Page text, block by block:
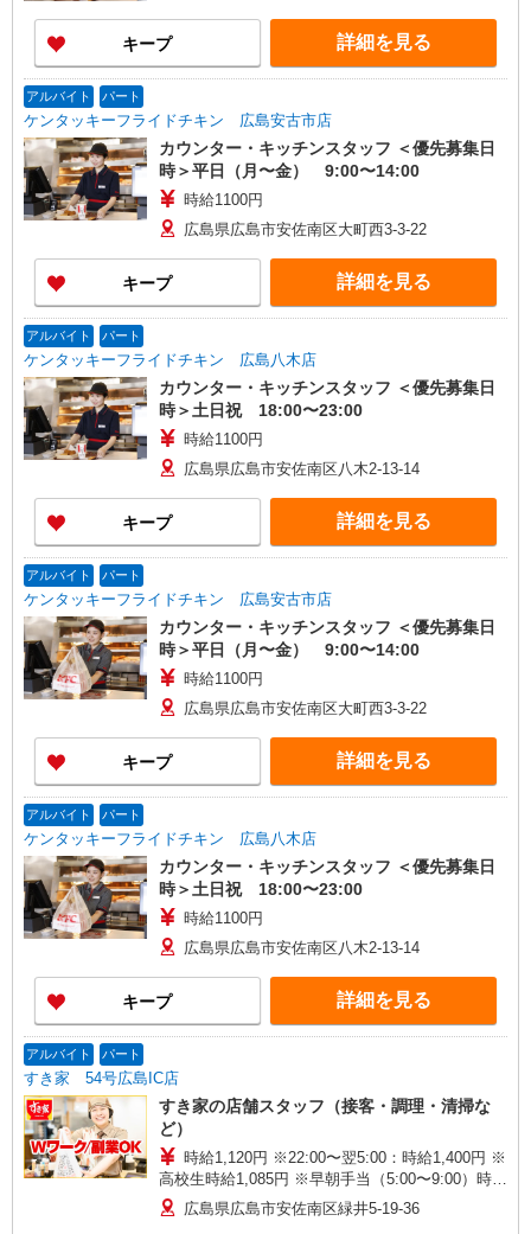
キープ 詳細を見る
アルバイト パート
ケンタッキーフライドチキン 広島安古市店
カウンター・キッチンスタッフ ＜優先募集日
時＞平日（月〜金） 9:00〜14:00
時給1100円
広島県広島市安佐南区大町西3-3-22
キープ 詳細を見る
アルバイト パート
ケンタッキーフライドチキン 広島八木店
カウンター・キッチンスタッフ ＜優先募集日
時＞土日祝 18:00〜23:00
時給1100円
広島県広島市安佐南区八木2-13-14
キープ 詳細を見る
アルバイト パート
ケンタッキーフライドチキン 広島安古市店
カウンター・キッチンスタッフ ＜優先募集日
時＞平日（月〜金） 9:00〜14:00
時給1100円
広島県広島市安佐南区大町西3-3-22
キープ 詳細を見る
アルバイト パート
ケンタッキーフライドチキン 広島八木店
カウンター・キッチンスタッフ ＜優先募集日
時＞土日祝 18:00〜23:00
時給1100円
広島県広島市安佐南区八木2-13-14
キープ 詳細を見る
アルバイト パート
すき家 54号広島IC店
すき家の店舗スタッフ（接客・調理・清掃な
ど）
時給1,120円 ※22:00〜翌5:00：時給1,400円 ※
高校生時給1,085円 ※早朝手当（5:00〜9:00）時給
＋150円広島県広島市安佐南区緑井5-19-36